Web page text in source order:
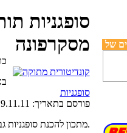
סופגניות
מסקרפונה
סופגניות
פורסם בתאריך:
מתכון להכנת סופגניות גבינה תות ומסקרפונה, באדיבות הקונדיטורית מירי ארזי מרשת מתוקה.